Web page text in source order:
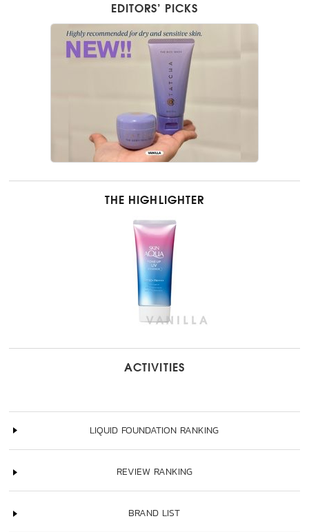
EDITORS’ PICKS
THE HIGHLIGHTER
ACTIVITIES
LIQUID FOUNDATION RANKING
REVIEW RANKING
BRAND LIST